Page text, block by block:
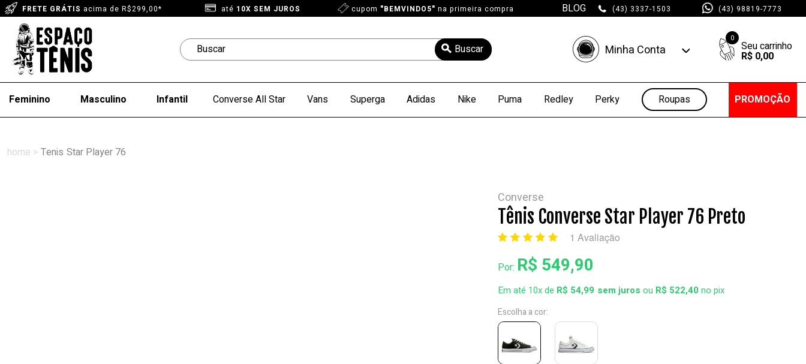
FRETE GRÁTIS acima de R$299,00* até 10X SEM JUROS cupom "BEMVINDO5" na primeira compra BLOG (43) 3337-1503 (43) 98819-7773
Minha Conta
Minhas Compras
0
R$ 0,00
Feminino Masculino Infantil Converse All Star Vans Superga Adidas Nike Puma Redley Perky Roupas PROMOÇÃO
Tenis Star Player 76
Converse
Tênis Converse Star Player 76 Preto
1 Avaliação
Por: R$ 549,90
Em até 10x de R$ 54,99 ou R$ 522,40no pix
Escolha a cor: